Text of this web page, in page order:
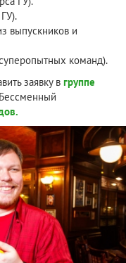
выпускников и
команд).
заявку в группе
Бессменный